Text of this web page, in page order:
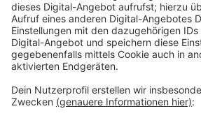
der Posaunenchor des CVJM
dem Brezelverkauf kommt
Argentinien zugute.
Anzeige